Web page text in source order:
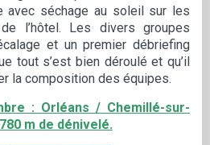
avec séchage au soleil sur les
l’hôtel. Les divers groupes
et un premier débriefing
tout s’est bien déroulé et qu’il
la composition des équipes.
: Orléans / Chemillé-sur-
m de dénivelé.